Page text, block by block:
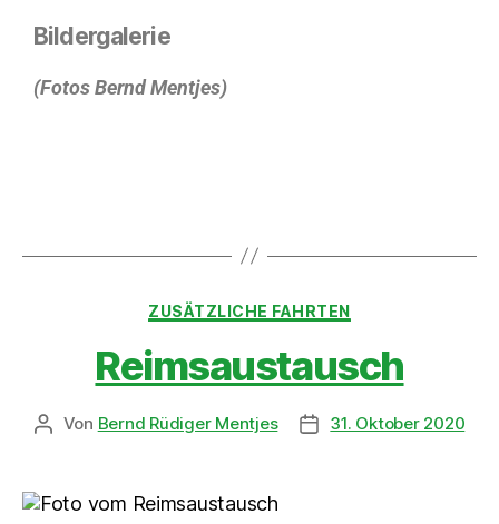
Bildergalerie
(Fotos Bernd Mentjes)
ZUSÄTZLICHE FAHRTEN
Reimsaustausch
Von Bernd Rüdiger Mentjes 31. Oktober 2020